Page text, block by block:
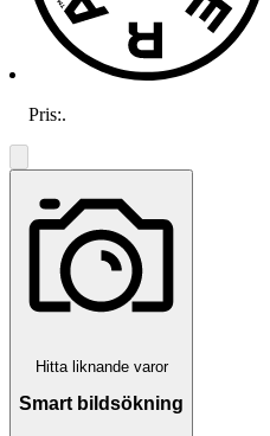
Pris:.
Hitta liknande varor
Smart bildsökning